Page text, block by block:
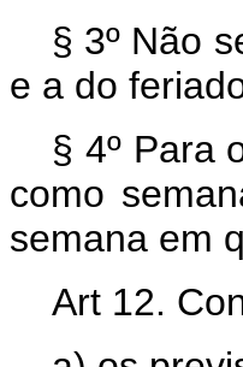
§ 3º Não
e a do
§ 4º Para
como
semana em
Art 12.